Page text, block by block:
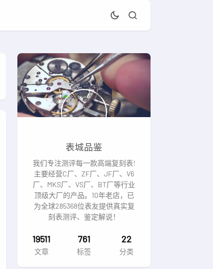
表城品鉴
我们专注测评每一款高端复刻表!
主要经营C厂、ZF厂、JF厂、V6
厂、MKS厂、VS厂、BT厂等行业
顶级大厂的产品。10年老店，已
为全球285368位表友提供真实复
刻表测评、鉴定解说！
19511
文章
761
标签
22
分类